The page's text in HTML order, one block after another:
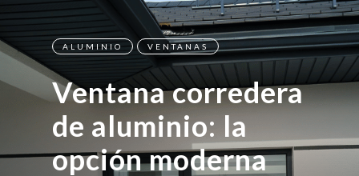
ALUMINIO VENTANAS
Ventana corredera
de aluminio: la
opción moderna